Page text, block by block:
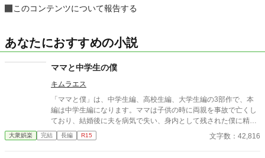
このコンテンツについて報告する
あなたにおすすめの小説
ママと中学生の僕
キムラエス
「ママと僕」は、中学生編、高校生編、大学生編の3部作で、本
編は中学生編になります。ママは子供の時に両親を事故で亡くし
ており、結婚後に夫を病気で失い、身内として残された僕に精神
的に依存をするようになる。幼少期の「僕」はそのママの依存が
嬉しく、素敵なママに甘える閉鎖的な生活を当たり前のことと考
大衆娯楽 完結 長編 R15 文字数：42,816